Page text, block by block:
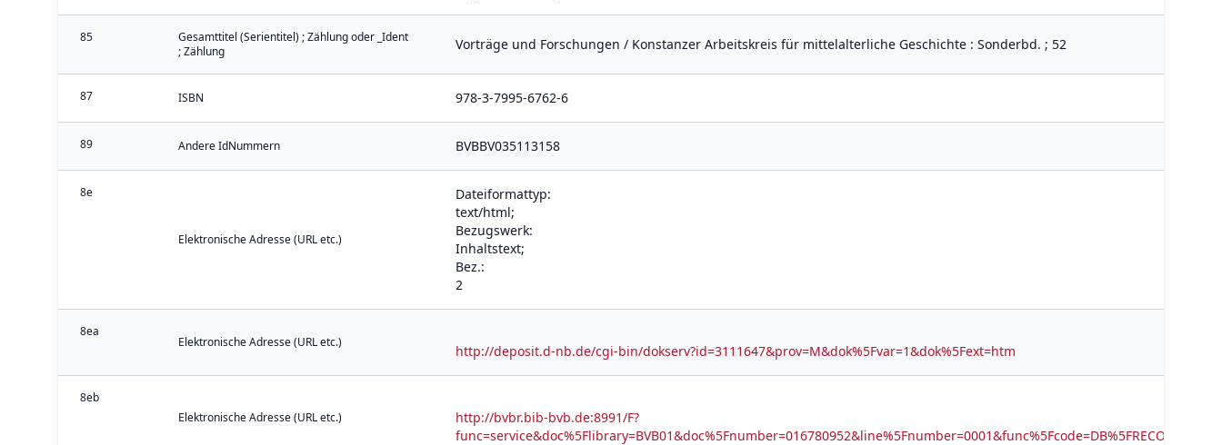
85
Gesamttitel (Serientitel) ; Zählung oder _Ident
; Zählung
Vorträge und Forschungen / Konstanzer Arbeitskreis für mittelalterliche Geschichte : Sonderbd. ; 52
87 ISBN 978-3-7995-6762-6
89 Andere IdNummern BVBBV035113158
8e
Elektronische Adresse (URL etc.)
Dateiformattyp:
text/html;
Bezugswerk:
Inhaltstext;
Bez.:
2
8ea
Elektronische Adresse (URL etc.)
http://deposit.d-nb.de/cgi-bin/dokserv?id=3111647&prov=M&dok%5Fvar=1&dok%5Fext=htm
8eb
Elektronische Adresse (URL etc.)
http://bvbr.bib-bvb.de:8991/F?